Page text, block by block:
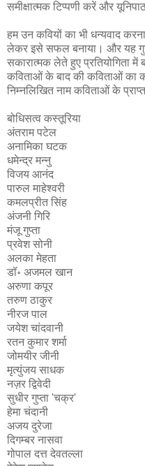
समीक्षात्मक टिप्पणी करें और
हम उन कवियों का भी धन्यवाद
लेकर इसे सफल बनाया। और यह
सकारात्मक लेते हुए प्रतियोगिता में
कविताओं के बाद की कविताओं का
निम्नलिखित नाम कविताओं के
बोधिसत्व कस्तूरिया
अंतराम पटेल
अनामिका घटक
धमेन्द्र मन्नु
विजय आनंद
पारुल माहेश्वरी
कमलप्रीत सिंह
अंजनी गिरि
मंजू गुप्ता
प्रवेश सोनी
अलका मेहता
डॉ॰ अजमल खान
अरुणा कपूर
तरुण ठाकुर
नीरज पाल
जयेश चांदवानी
रतन कुमार शर्मा
जोमयीर जीनी
मृत्युंजय साधक
नज़र द्विवेदी
सुधीर गुप्ता 'चक्र'
हेमा चंदानी
अजय दुरेजा
दिगम्बर नासवा
गोपाल दत्त देवतल्ला